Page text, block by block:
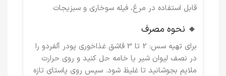
قابل استفاده در مرغ، فیله سوخاری و سبزیجات
🔸 نحوه مصرف
برای تهیه سس: 2 تا 3 قاشق غذاخوری پودر آلفردو را
در نصف لیوان شیر یا خامه حل کنید و روی حرارت
ملایم بجوشانید تا غلیظ شود. سپس روی پاستای تازه